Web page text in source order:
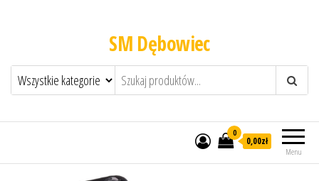
SM Dębowiec
Menu
0
0,00zł